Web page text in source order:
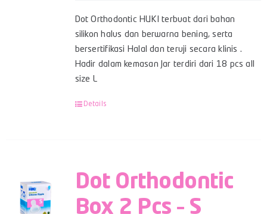
Dot Orthodontic HUKI terbuat dari bahan
silikon halus dan berwarna bening, serta
bersertifikasi Halal dan teruji secara klinis .
Hadir dalam kemasan Jar terdiri dari 18 pcs all
size L
Details
Dot Orthodontic
Box 2 Pcs – S